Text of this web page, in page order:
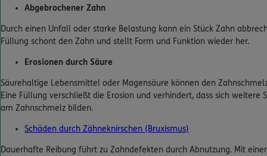
Abgebrochener Zahn
Durch einen Unfall oder starke Belastung kann ein Stück Zahn
Füllung schont den Zahn und stellt Form und Funktion wieder her.
Erosionen durch Säure
Säurehaltige Lebensmittel oder Magensäure können den
Eine Füllung verschließt die Erosion und verhindert, dass sich weitere
am Zahnschmelz bilden.
Schäden durch Zähneknirschen (Bruxismus)
Dauerhafte Reibung führt zu Zahndefekten durch Abnutzung. Mit